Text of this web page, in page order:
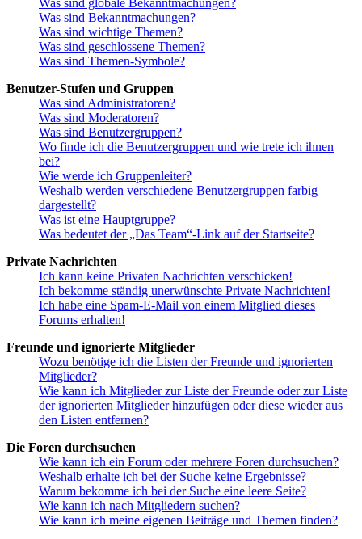
Was sind Bekanntmachungen?
Was sind wichtige Themen?
Was sind geschlossene Themen?
Was sind Themen-Symbole?
Benutzer-Stufen und Gruppen
Was sind Administratoren?
Was sind Moderatoren?
Was sind Benutzergruppen?
Wo finde ich die Benutzergruppen und wie trete ich ihnen
bei?
Wie werde ich Gruppenleiter?
Weshalb werden verschiedene Benutzergruppen farbig
dargestellt?
Was ist eine Hauptgruppe?
Was bedeutet der „Das Team“-Link auf der Startseite?
Private Nachrichten
Ich kann keine Privaten Nachrichten verschicken!
Ich bekomme ständig unerwünschte Private Nachrichten!
Ich habe eine Spam-E-Mail von einem Mitglied dieses
Forums erhalten!
Freunde und ignorierte Mitglieder
Wozu benötige ich die Listen der Freunde und ignorierten
Mitglieder?
Wie kann ich Mitglieder zur Liste der Freunde oder zur Liste
der ignorierten Mitglieder hinzufügen oder diese wieder aus
den Listen entfernen?
Die Foren durchsuchen
Wie kann ich ein Forum oder mehrere Foren durchsuchen?
Weshalb erhalte ich bei der Suche keine Ergebnisse?
Warum bekomme ich bei der Suche eine leere Seite?
Wie kann ich nach Mitgliedern suchen?
Wie kann ich meine eigenen Beiträge und Themen finden?